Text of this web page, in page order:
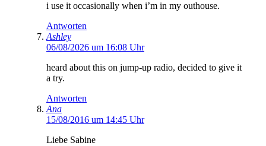
i use it occasionally when i’m in my outhouse.
Antworten
Ashley
06/08/2026 um 16:08 Uhr
heard about this on jump-up radio, decided to give it
a try.
Antworten
Ana
15/08/2016 um 14:45 Uhr
Liebe Sabine